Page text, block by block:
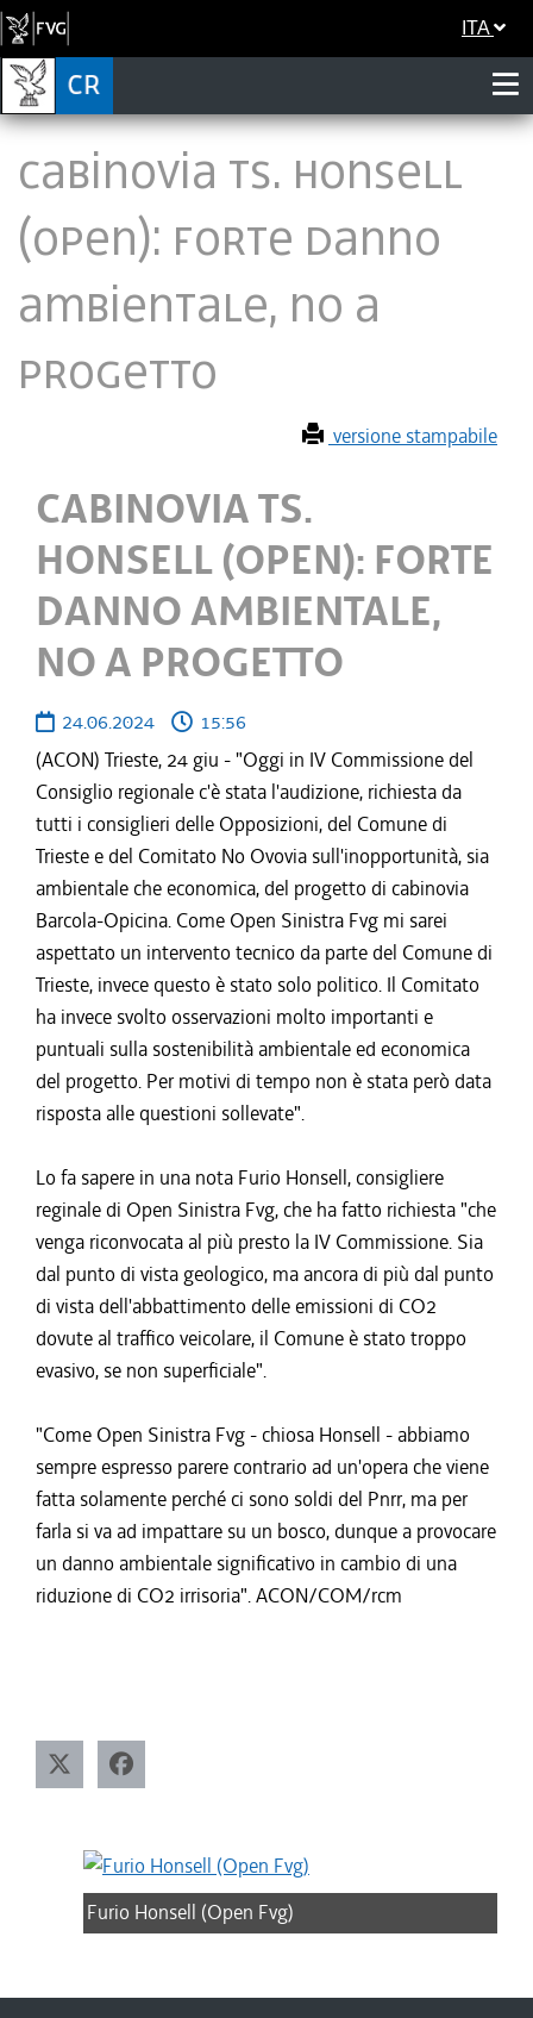
ITA
CABINOVIA TS. HONSELL
(OPEN): FORTE DANNO
AMBIENTALE, NO A
PROGETTO
versione stampabile
CABINOVIA TS.
HONSELL (OPEN): FORTE
DANNO AMBIENTALE,
NO A PROGETTO
24.06.2024
15:56
(ACON) Trieste, 24 giu - "Oggi in IV Commissione del
Consiglio regionale c'è stata l'audizione, richiesta da
tutti i consiglieri delle Opposizioni, del Comune di
Trieste e del Comitato No Ovovia sull'inopportunità, sia
ambientale che economica, del progetto di cabinovia
Barcola-Opicina. Come Open Sinistra Fvg mi sarei
aspettato un intervento tecnico da parte del Comune di
Trieste, invece questo è stato solo politico. Il Comitato
ha invece svolto osservazioni molto importanti e
puntuali sulla sostenibilità ambientale ed economica
del progetto. Per motivi di tempo non è stata però data
risposta alle questioni sollevate".
Lo fa sapere in una nota Furio Honsell, consigliere
reginale di Open Sinistra Fvg, che ha fatto richiesta "che
venga riconvocata al più presto la IV Commissione. Sia
dal punto di vista geologico, ma ancora di più dal punto
di vista dell'abbattimento delle emissioni di CO2
dovute al traffico veicolare, il Comune è stato troppo
evasivo, se non superficiale".
"Come Open Sinistra Fvg - chiosa Honsell - abbiamo
sempre espresso parere contrario ad un'opera che viene
fatta solamente perché ci sono soldi del Pnrr, ma per
farla si va ad impattare su un bosco, dunque a provocare
un danno ambientale significativo in cambio di una
riduzione di CO2 irrisoria". ACON/COM/rcm
Furio Honsell (Open Fvg)